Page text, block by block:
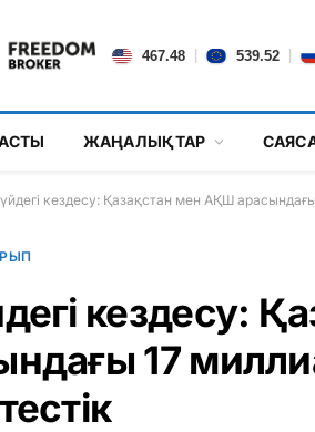
467.48 539.52
ЖАҢАЛЫҚТАР
кездесу: Қазақстан мен АҚШ
кездесу:
17